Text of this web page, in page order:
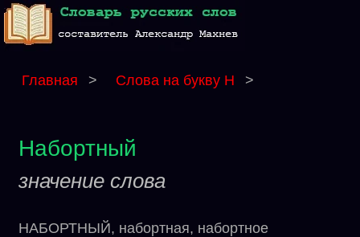
Главная > Слова на букву Н >
Набортный
значение слова
НАБОРТНЫЙ, набортная, набортное